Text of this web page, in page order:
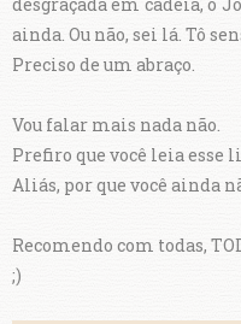
ainda. Ou não, sei lá. Tô
Preciso de um abraço.
Vou falar mais nada não.
Prefiro que você leia esse
Aliás, por que você ainda
Recomendo com todas,
;)